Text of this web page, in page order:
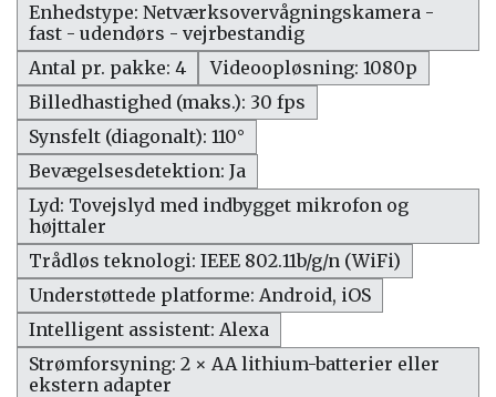
Enhedstype: Netværksovervågningskamera -
fast - udendørs - vejrbestandig
Antal pr. pakke: 4
Videoopløsning: 1080p
Billedhastighed (maks.): 30 fps
Synsfelt (diagonalt): 110°
Bevægelsesdetektion: Ja
Lyd: Tovejslyd med indbygget mikrofon og
højttaler
Trådløs teknologi: IEEE 802.11b/g/n (WiFi)
Understøttede platforme: Android, iOS
Intelligent assistent: Alexa
Strømforsyning: 2 × AA lithium-batterier eller
ekstern adapter